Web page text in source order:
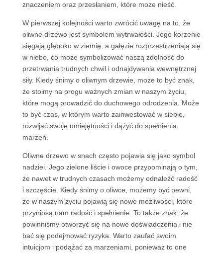
znaczeniem oraz przesłaniem, które może nieść.
W pierwszej kolejności warto zwrócić uwagę na to, że
oliwne drzewo jest symbolem wytrwałości. Jego korzenie
sięgają głęboko w ziemię, a gałęzie rozprzestrzeniają się
w niebo, co może symbolizować naszą zdolność do
przetrwania trudnych chwil i odnajdywania wewnętrznej
siły. Kiedy śnimy o oliwnym drzewie, może to być znak,
że stoimy na progu ważnych zmian w naszym życiu,
które mogą prowadzić do duchowego odrodzenia. Może
to być czas, w którym warto zainwestować w siebie,
rozwijać swoje umiejętności i dążyć do spełnienia
marzeń.
Oliwne drzewo w snach często pojawia się jako symbol
nadziei. Jego zielone liście i owoce przypominają o tym,
że nawet w trudnych czasach możemy odnaleźć radość
i szczęście. Kiedy śnimy o oliwce, możemy być pewni,
że w naszym życiu pojawią się nowe możliwości, które
przyniosą nam radość i spełnienie. To także znak, że
powinniśmy otworzyć się na nowe doświadczenia i nie
bać się podejmować ryzyka. Warto zaufać swoim
intuicjom i podążać za marzeniami, ponieważ to one